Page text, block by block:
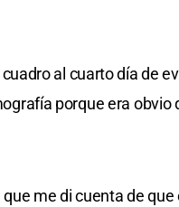
al cuarto día de
porque era
me di cuenta de